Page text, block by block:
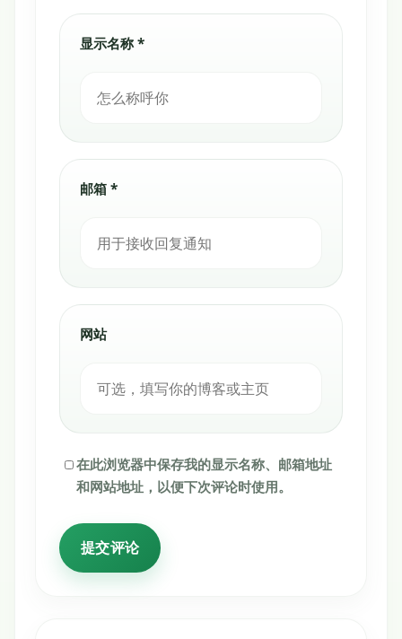
显示名称 *
邮箱 *
网站
在此浏览器中保存我的显示名称、邮箱地址
和网站地址，以便下次评论时使用。